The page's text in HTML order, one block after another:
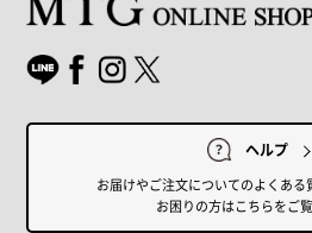
ヘルプ
お届けやご注文についてのよくある
お困りの方はこちらをご覧